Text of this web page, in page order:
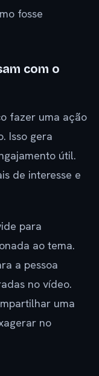
fosse
com o
fazer uma ação
Isso gera
útil.
de interesse e
para
ao tema.
a pessoa
no vídeo.
uma
no